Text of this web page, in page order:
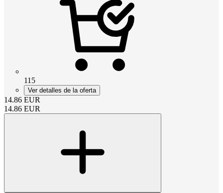
115
Ver detalles de la oferta
14.86 EUR
14.86 EUR